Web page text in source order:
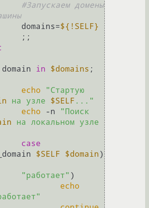
#Запускаем домены
		domains=
${!SELF}
domain in $domains
echo
"Стартую
на узле $SELF ..."
echo -n
"Поиск
на локальном узле
case
$SELF $domain
)
"работает" )
echo